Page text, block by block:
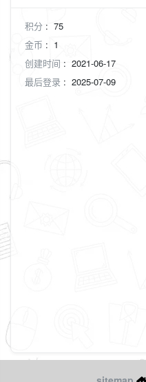
积分 : 75
金币 : 1
创建时间 : 2021-06-17
最后登录 : 2025-07-09